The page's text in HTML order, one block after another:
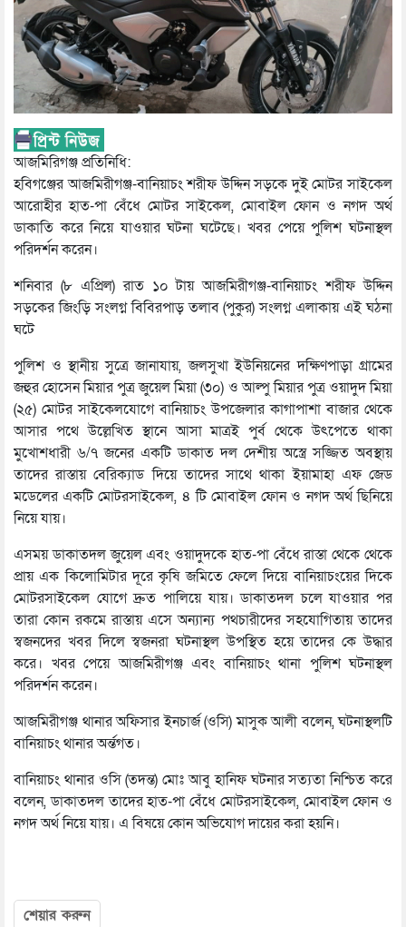
আজমিরিগঞ্জ প্রতিনিধি:
হবিগঞ্জের আজমিরীগঞ্জ-বানিয়াচং শরীফ উদ্দিন সড়কে দুই মোটর সাইকেল
আরোহীর হাত-পা বেঁধে মোটর সাইকেল, মোবাইল ফোন ও নগদ অর্থ
ডাকাতি করে নিয়ে যাওয়ার ঘটনা ঘটেছে। খবর পেয়ে পুলিশ ঘটনাস্থল
পরিদর্শন করেন।
শনিবার (৮ এপ্রিল) রাত ১০ টায় আজমিরীগঞ্জ-বানিয়াচং শরীফ উদ্দিন
সড়কের জিংড়ি সংলগ্ন বিবিরপাড় তলাব (পুকুর) সংলগ্ন এলাকায় এই ঘঠনা
ঘটে
পুলিশ ও স্থানীয় সুত্রে জানাযায়, জলসুখা ইউনিয়নের দক্ষিণপাড়া গ্রামের
জহুর হোসেন মিয়ার পুত্র জুয়েল মিয়া (৩০) ও আল্পু মিয়ার পুত্র ওয়াদুদ মিয়া
(২৫) মোটর সাইকেলযোগে বানিয়াচং উপজেলার কাগাপাশা বাজার থেকে
আসার পথে উল্লেখিত স্থানে আসা মাত্রই পুর্ব থেকে উৎপেতে থাকা
মুখোশধারী ৬/৭ জনের একটি ডাকাত দল দেশীয় অস্ত্রে সজ্জিত অবস্থায়
তাদের রাস্তায় বেরিক্যাড দিয়ে তাদের সাথে থাকা ইয়ামাহা এফ জেড
মডেলের একটি মোটরসাইকেল, ৪ টি মোবাইল ফোন ও নগদ অর্থ ছিনিয়ে
নিয়ে যায়।
এসময় ডাকাতদল জুয়েল এবং ওয়াদুদকে হাত-পা বেঁধে রাস্তা থেকে থেকে
প্রায় এক কিলোমিটার দূরে কৃষি জমিতে ফেলে দিয়ে বানিয়াচংয়ের দিকে
মোটরসাইকেল যোগে দ্রুত পালিয়ে যায়। ডাকাতদল চলে যাওয়ার পর
তারা কোন রকমে রাস্তায় এসে অন্যান্য পথচারীদের সহযোগিতায় তাদের
স্বজনদের খবর দিলে স্বজনরা ঘটনাস্থল উপস্থিত হয়ে তাদের কে উদ্ধার
করে। খবর পেয়ে আজমিরীগঞ্জ এবং বানিয়াচং থানা পুলিশ ঘটনাস্থল
পরিদর্শন করেন।
আজমিরীগঞ্জ থানার অফিসার ইনচার্জ (ওসি) মাসুক আলী বলেন, ঘটনাস্থলটি
বানিয়াচং থানার অর্ন্তগত।
বানিয়াচং থানার ওসি (তদন্ত) মোঃ আবু হানিফ ঘটনার সত্যতা নিশ্চিত করে
বলেন, ডাকাতদল তাদের হাত-পা বেঁধে মোটরসাইকেল, মোবাইল ফোন ও
নগদ অর্থ নিয়ে যায়। এ বিষয়ে কোন অভিযোগ দায়ের করা হয়নি।
শেয়ার করুন